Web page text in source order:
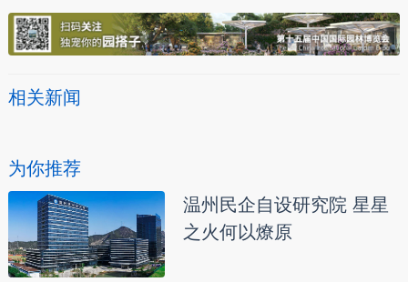
相关新闻
为你推荐
温州民企自设研究院 星星
之火何以燎原